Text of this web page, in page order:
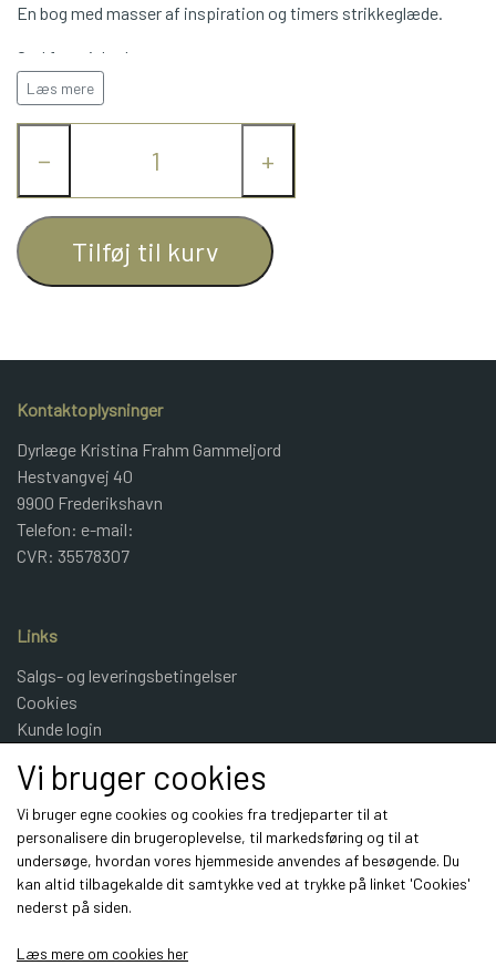
JUNIOR BOMULD
OPSKRIFTER
GAVEKORT
En bog med masser af inspiration og timers strikkeglæde.
God fornøjelse!
Læs mere
− +
Tilføj til kurv
Kontaktoplysninger
Dyrlæge Kristina Frahm Gammeljord
Hestvangvej 40
9900 Frederikshavn
Telefon: e-mail:
CVR: 35578307
Links
Salgs- og leveringsbetingelser
Cookies
Kunde login
Kontakt
Sociale medier
Vi bruger cookies
Vi bruger egne cookies og cookies fra tredjeparter til at
personalisere din brugeroplevelse, til markedsføring og til at
undersøge, hvordan vores hjemmeside anvendes af besøgende. Du
kan altid tilbagekalde dit samtykke ved at trykke på linket 'Cookies'
nederst på siden.
Læs mere om cookies her